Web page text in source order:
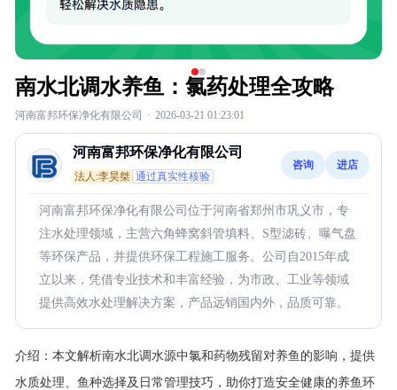
南水北调水养鱼：氯药处理全攻略
河南富邦环保净化有限公司 · 2026-03-21 01:23:01
河南富邦环保净化有限公司
法人:李昊桀 通过真实性核验
咨询 进店
河南富邦环保净化有限公司位于河南省郑州市巩义市，专
注水处理领域，主营六角蜂窝斜管填料、S型滤砖、曝气盘
等环保产品，并提供环保工程施工服务。公司自2015年成
立以来，凭借专业技术和丰富经验，为市政、工业等领域
提供高效水处理解决方案，产品远销国内外，品质可靠。
介绍： 本文解析南水北调水源中氯和药物残留对养鱼的影响，提供
水质处理、鱼种选择及日常管理技巧，助你打造安全健康的养鱼环